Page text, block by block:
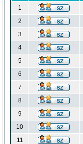
1
2
3
4
5
6
7
8
9
10
11